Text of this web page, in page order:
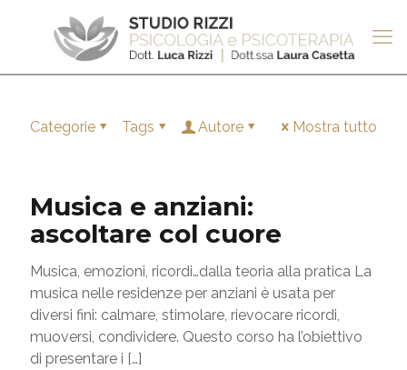
Categorie Tags Autore Mostra tutto
Musica e anziani:
ascoltare col cuore
Musica, emozioni, ricordi…dalla teoria alla pratica La
musica nelle residenze per anziani è usata per
diversi fini: calmare, stimolare, rievocare ricordi,
muoversi, condividere. Questo corso ha l’obiettivo
di presentare i […]